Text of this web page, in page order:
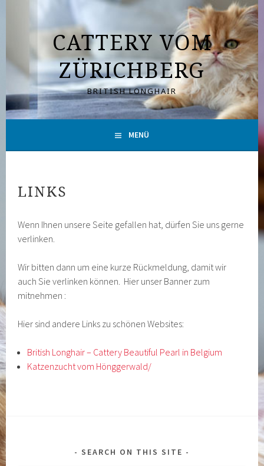
CATTERY VOM
ZÜRICHBERG
BRITISH LONGHAIR
MENÜ
LINKS
Wenn Ihnen unsere Seite gefallen hat, dürfen Sie uns gerne
verlinken.
Wir bitten dann um eine kurze Rückmeldung, damit wir
auch Sie verlinken können. Hier unser Banner zum
mitnehmen :
Hier sind andere Links zu schönen Websites:
British Longhair – Cattery Beautiful Pearl in Belgium
Katzenzucht vom Hönggerwald/
SEARCH ON THIS SITE